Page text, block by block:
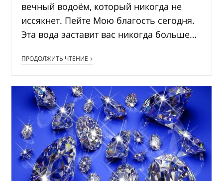
вечный водоём, который никогда не
иссякнет. Пейте Мою благость сегодня.
Эта вода заставит вас никогда больше…
ПРОДОЛЖИТЬ ЧТЕНИЕ